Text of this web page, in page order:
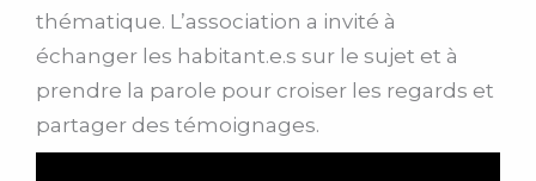
thématique. L’association a invité à
échanger les habitant.e.s sur le sujet et à
prendre la parole pour croiser les regards et
partager des témoignages.